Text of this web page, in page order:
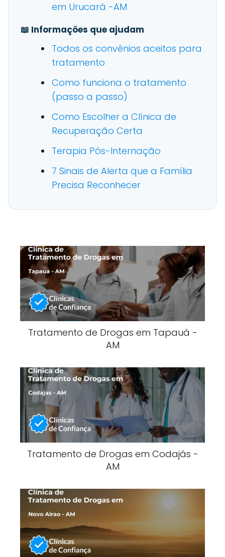
em Urucará -AM
📖 Informações que ajudam
Todos os convênios aceitos para
tratamento
Como funciona o tratamento
(passo a passo)
Como Escolher a Clínica de
Recuperação Certa
Terapia Pós-Internação
7 Sinais de Alerta que a Família
Precisa Reconhecer
Tratamento de Drogas em Tapauá -
AM
Tratamento de Drogas em Codajás -
AM